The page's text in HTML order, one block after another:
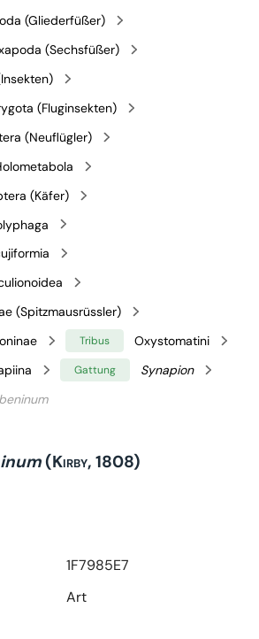
(Gliederfüßer)
(Sechsfüßer)
(Fluginsekten)
(Neuflügler)
(Käfer)
(Spitzmausrüssler)
Tribus Oxystomatini
Gattung Synapion
(Kirby, 1808)
1F7985E7
Art